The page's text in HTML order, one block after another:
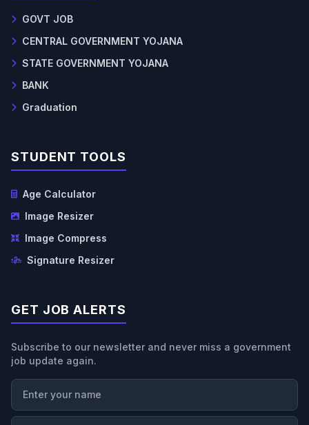
GOVT JOB
CENTRAL GOVERNMENT YOJANA
STATE GOVERNMENT YOJANA
BANK
Graduation
STUDENT TOOLS
Age Calculator
Image Resizer
Image Compress
Signature Resizer
GET JOB ALERTS
Subscribe to our newsletter and never miss a government
job update again.